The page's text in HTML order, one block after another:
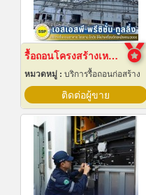
รื้อถอนโครงสร้างเหล็ก สมุทรปราการ
หมวดหมู่ : บริการรื้อถอนก่อสร้าง
ติดต่อผู้ขาย